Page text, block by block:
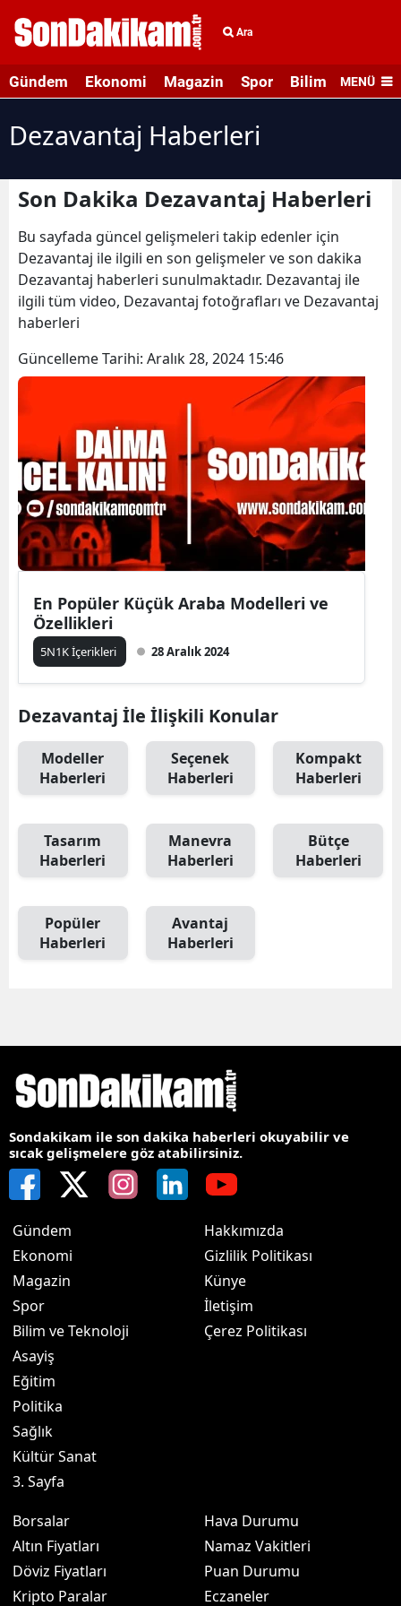
Ara
Gündem Ekonomi Magazin Spor Bilim veMENÜ
Dezavantaj Haberleri
Son Dakika Dezavantaj Haberleri
Bu sayfada güncel gelişmeleri takip edenler için
Dezavantaj ile ilgili en son gelişmeler ve son dakika
Dezavantaj haberleri sunulmaktadır. Dezavantaj ile
ilgili tüm video, Dezavantaj fotoğrafları ve Dezavantaj
haberleri
Güncelleme Tarihi: Aralık 28, 2024 15:46
En Popüler Küçük Araba Modelleri ve
Özellikleri
5N1K İçerikleri 28 Aralık 2024
Dezavantaj İle İlişkili Konular
Modeller
Haberleri
Seçenek
Haberleri
Kompakt
Haberleri
Tasarım
Haberleri
Manevra
Haberleri
Bütçe
Haberleri
Popüler
Haberleri
Avantaj
Haberleri
Sondakikam ile son dakika haberleri okuyabilir ve
sıcak gelişmelere göz atabilirsiniz.
Gündem
Ekonomi
Magazin
Spor
Bilim ve Teknoloji
Asayiş
Eğitim
Politika
Sağlık
Kültür Sanat
3. Sayfa
Hakkımızda
Gizlilik Politikası
Künye
İletişim
Çerez Politikası
Borsalar
Altın Fiyatları
Döviz Fiyatları
Kripto Paralar
Hava Durumu
Namaz Vakitleri
Puan Durumu
Eczaneler